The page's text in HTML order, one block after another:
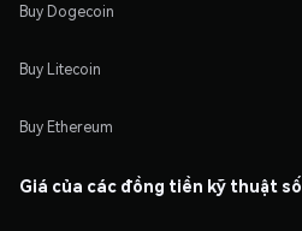
Buy Dogecoin
Buy Litecoin
Buy Ethereum
Giá của các đồng tiền kỹ thuật số